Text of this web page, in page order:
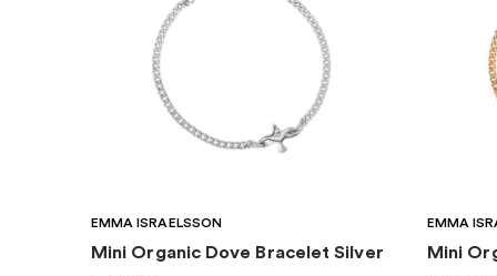
Marke Thomas Sabo
EMMA ISRAELSSON
Mini Organic Dove Bracelet Silver
EMMA
Mini